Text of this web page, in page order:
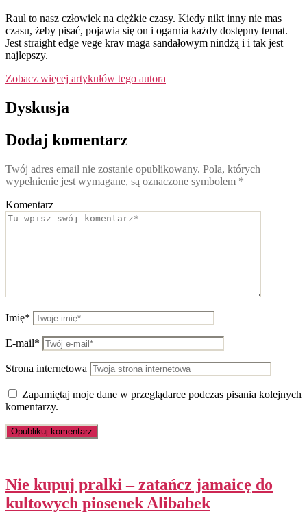
Raul to nasz człowiek na ciężkie czasy. Kiedy nikt inny nie mas
czasu, żeby pisać, pojawia się on i ogarnia każdy dostępny temat.
Jest straight edge vege krav maga sandałowym nindżą i i tak jest
najlepszy.
Zobacz więcej artykułów tego autora
Dyskusja
Dodaj komentarz
Twój adres email nie zostanie opublikowany. Pola, których
wypełnienie jest wymagane, są oznaczone symbolem *
Komentarz
Imię*
E-mail*
Strona internetowa
Zapamiętaj moje dane w przeglądarce podczas pisania kolejnych
komentarzy.
Nie kupuj pralki – zatańcz jamaicę do
kultowych piosenek Alibabek